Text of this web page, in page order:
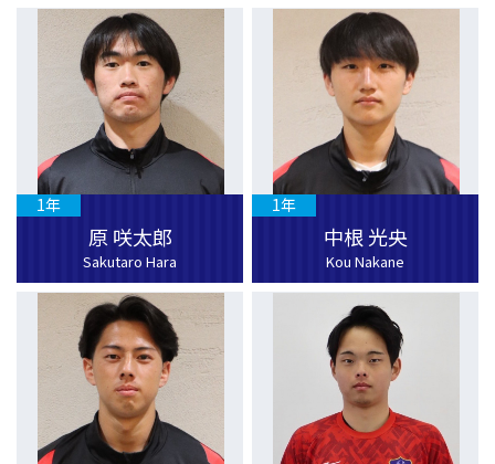
原 咲太郎
Sakutaro Hara
1年
中根 光央
Kou Nakane
1年